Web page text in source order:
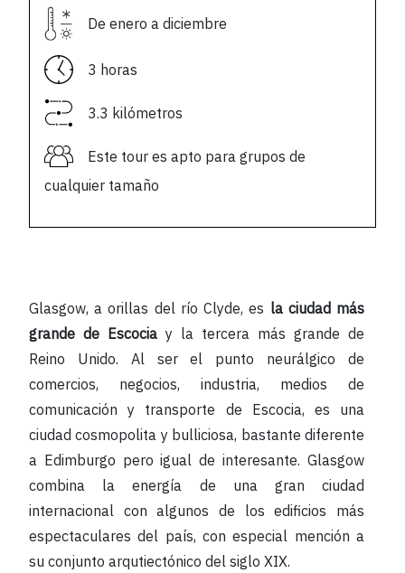
De enero a diciembre
3 horas
3.3 kilómetros
Este tour es apto para grupos de
cualquier tamaño
Glasgow, a orillas del río Clyde, es la ciudad más
grande de Escocia y la tercera más grande de
Reino Unido. Al ser el punto neurálgico de
comercios, negocios, industria, medios de
comunicación y transporte de Escocia, es una
ciudad cosmopolita y bulliciosa, bastante diferente
a Edimburgo pero igual de interesante. Glasgow
combina la energía de una gran ciudad
internacional con algunos de los edificios más
espectaculares del país, con especial mención a
su conjunto arqutiectónico del siglo XIX.